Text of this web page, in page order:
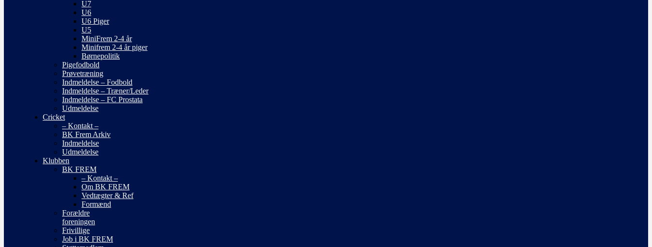
U7
U6
U6 Piger
U5
MiniFrem 2-4 år
Minifrem 2-4 år piger
Børnepolitik
Pigefodbold
Prøvetræning
Indmeldelse – Fodbold
Indmeldelse – Træner/Leder
Indmeldelse – FC Prostata
Udmeldelse
Cricket
– Kontakt –
BK Frem Arkiv
Indmeldelse
Udmeldelse
Klubben
BK FREM
– Kontakt –
Om BK FREM
Vedtægter & Ref
Formænd
Forældre
foreningen
Frivillige
Job i BK FREM